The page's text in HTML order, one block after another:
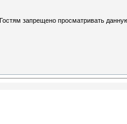
Гостям запрещено просматривать